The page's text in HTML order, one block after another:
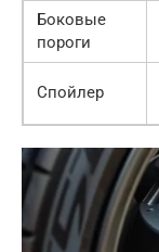
Боковые
пороги
Спойлер